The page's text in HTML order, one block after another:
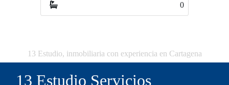
0
13 Estudio, inmobiliaria con experiencia en Cartagena
13 Estudio Servicios